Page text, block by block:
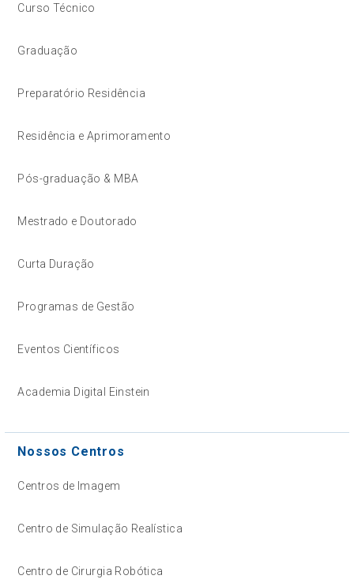
Curso Técnico
Graduação
Preparatório Residência
Residência e Aprimoramento
Pós-graduação & MBA
Mestrado e Doutorado
Curta Duração
Programas de Gestão
Eventos Científicos
Academia Digital Einstein
Nossos Centros
Centros de Imagem
Centro de Simulação Realística
Centro de Cirurgia Robótica